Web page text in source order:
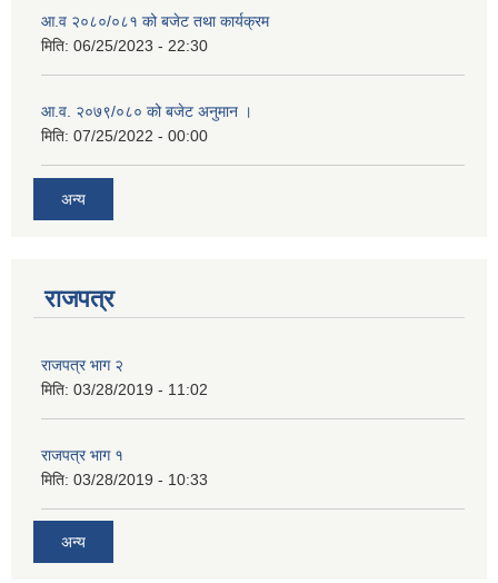
आ.व २०८०/०८१ को बजेट तथा कार्यक्रम
मिति: 06/25/2023 - 22:30
आ.व. २०७९/०८० को बजेट अनुमान ।
मिति: 07/25/2022 - 00:00
अन्य
राजपत्र
राजपत्र भाग २
मिति: 03/28/2019 - 11:02
राजपत्र भाग १
मिति: 03/28/2019 - 10:33
अन्य